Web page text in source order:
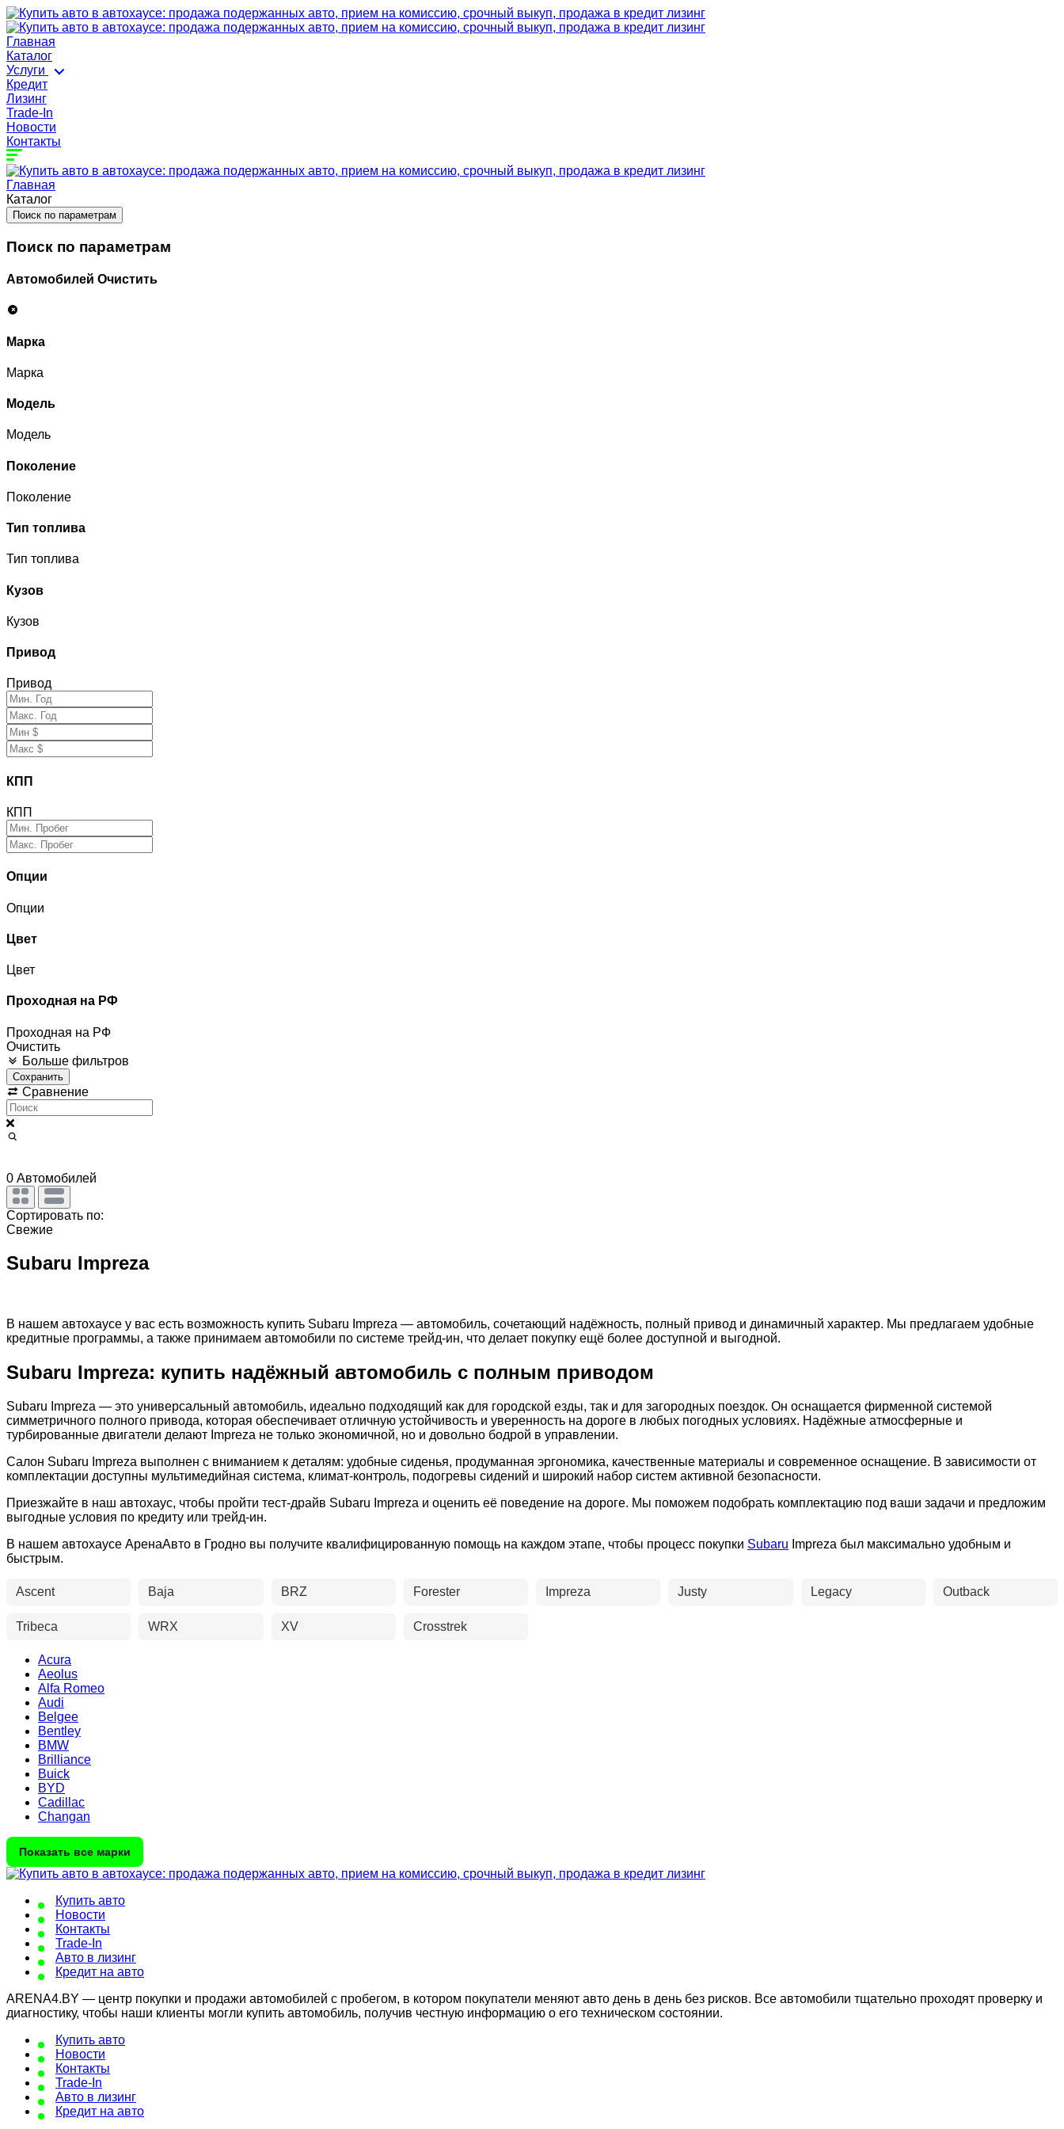
Главная
Каталог
Услуги
Кредит
Лизинг
Trade-In
Новости
Контакты
Главная
Каталог
Поиск по параметрам
Поиск по параметрам
Автомобилей Очистить
Марка
Марка
Модель
Модель
Поколение
Поколение
Тип топлива
Тип топлива
Кузов
Кузов
Привод
Привод
КПП
КПП
Опции
Опции
Цвет
Цвет
Проходная на РФ
Проходная на РФ
Очистить
Больше фильтров
Сохранить
Сравнение
0 Автомобилей
Сортировать по:
Свежие
Subaru Impreza
В нашем автохаусе у вас есть возможность купить Subaru Impreza — автомобиль, сочетающий надёжность, полный привод и динамичный характер. Мы предлагаем удобные
кредитные программы, а также принимаем автомобили по системе трейд-ин, что делает покупку ещё более доступной и выгодной.
Subaru Impreza: купить надёжный автомобиль с полным приводом
Subaru Impreza — это универсальный автомобиль, идеально подходящий как для городской езды, так и для загородных поездок. Он оснащается фирменной системой
симметричного полного привода, которая обеспечивает отличную устойчивость и уверенность на дороге в любых погодных условиях. Надёжные атмосферные и
турбированные двигатели делают Impreza не только экономичной, но и довольно бодрой в управлении.
Салон Subaru Impreza выполнен с вниманием к деталям: удобные сиденья, продуманная эргономика, качественные материалы и современное оснащение. В зависимости от
комплектации доступны мультимедийная система, климат-контроль, подогревы сидений и широкий набор систем активной безопасности.
Приезжайте в наш автохаус, чтобы пройти тест-драйв Subaru Impreza и оценить её поведение на дороге. Мы поможем подобрать комплектацию под ваши задачи и предложим
выгодные условия по кредиту или трейд-ин.
В нашем автохаусе АренаАвто в Гродно вы получите квалифицированную помощь на каждом этапе, чтобы процесс покупки Subaru Impreza был максимально удобным и
быстрым.
Ascent Baja BRZ Forester Impreza Justy Legacy Outback
Tribeca WRX XV Crosstrek
Acura
Aeolus
Alfa Romeo
Audi
Belgee
Bentley
BMW
Brilliance
Buick
BYD
Cadillac
Changan
Показать все марки
Купить авто
Новости
Контакты
Trade-In
Авто в лизинг
Кредит на авто
ARENA4.BY — центр покупки и продажи автомобилей с пробегом, в котором покупатели меняют авто день в день без рисков. Все автомобили тщательно проходят проверку и
диагностику, чтобы наши клиенты могли купить автомобиль, получив честную информацию о его техническом состоянии.
Купить авто
Новости
Контакты
Trade-In
Авто в лизинг
Кредит на авто